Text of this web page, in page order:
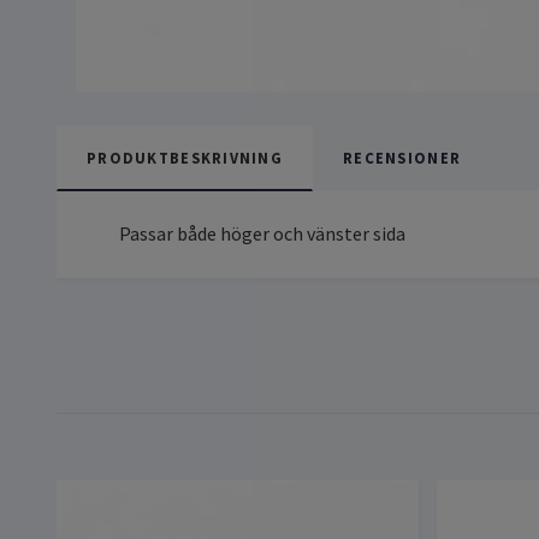
PRODUKTBESKRIVNING RECENSIONER
Passar både höger och vänster sida